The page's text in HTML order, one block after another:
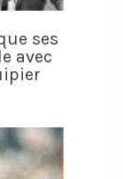
ses
avec